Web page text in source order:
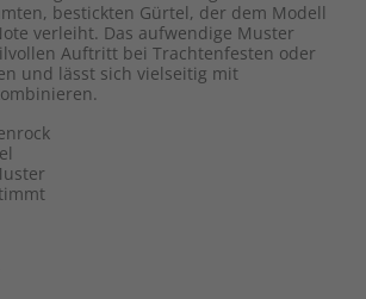
bestickten Gürtel, der dem Modell
verleiht. Das aufwendige Muster
Auftritt bei Trachtenfesten oder
und lässt sich vielseitig mit